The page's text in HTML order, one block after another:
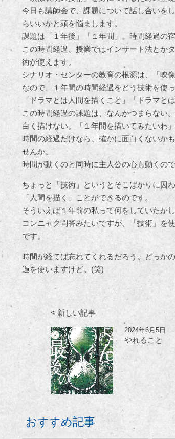
今日も講師会で、課題について話し合いを
らいいかと頭を悩まします。
課題は「１年後」「１年間」。時間経過の宿
この時間経過、授業ではインサート法とか
術が使えます。
シナリオ・センターの教育の根源は、「映
なので、１年間の時間経過をどう技術を使
「ドラマとは人間を描くこと」「ドラマと
この時間経過の課題は、なんかつまらない
白く描けない。「１年間を描いてみたいわ
時間の経過だけなら、確かに面白くないか
せんか。
時間が動くのと同時に主人公の心も動くの
ちょっと「技術」というとそこばかりに囚
「人間を描く」ことができるのです。
そういえば１年前の私って何をしていたか
コンニャク問答みたいですが、「技術」を
です。
時間が経てば忘れてくれるだろう。どっか
過を使いますけど。(笑)
< 新しい記事
2024年6月5日
やれること
おすすめ記事